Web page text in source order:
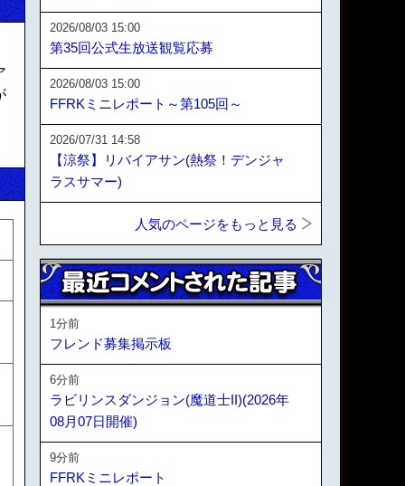
2026/08/03 15:00
第35回公式生放送観覧応募
2026/08/03 15:00
FFRKミニレポート～第105回～
2026/07/31 14:58
【涼祭】リバイアサン(熱祭！デンジャ
ラスサマー)
人気のページをもっと見る
1分前
フレンド募集掲示板
6分前
ラビリンスダンジョン(魔道士II)(2026年
08月07日開催)
9分前
FFRKミニレポート